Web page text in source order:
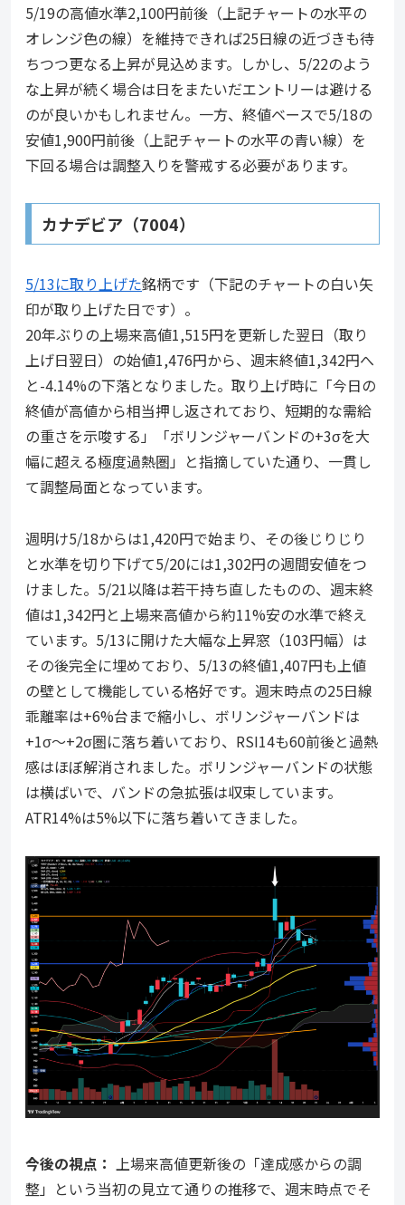
5/19の高値水準2,100円前後（上記チャートの水平の
オレンジ色の線）を維持できれば25日線の近づきも待
ちつつ更なる上昇が見込めます。しかし、5/22のよう
な上昇が続く場合は日をまたいだエントリーは避ける
のが良いかもしれません。一方、終値ベースで5/18の
安値1,900円前後（上記チャートの水平の青い線）を
下回る場合は調整入りを警戒する必要があります。
カナデビア（7004）
5/13に取り上げた銘柄です（下記のチャートの白い矢
印が取り上げた日です）。
20年ぶりの上場来高値1,515円を更新した翌日（取り
上げ日翌日）の始値1,476円から、週末終値1,342円へ
と-4.14%の下落となりました。取り上げ時に「今日の
終値が高値から相当押し返されており、短期的な需給
の重さを示唆する」「ボリンジャーバンドの+3σを大
幅に超える極度過熱圏」と指摘していた通り、一貫し
て調整局面となっています。
週明け5/18からは1,420円で始まり、その後じりじり
と水準を切り下げて5/20には1,302円の週間安値をつ
けました。5/21以降は若干持ち直したものの、週末終
値は1,342円と上場来高値から約11%安の水準で終え
ています。5/13に開けた大幅な上昇窓（103円幅）は
その後完全に埋めており、5/13の終値1,407円も上値
の壁として機能している格好です。週末時点の25日線
乖離率は+6%台まで縮小し、ボリンジャーバンドは
+1σ〜+2σ圏に落ち着いており、RSI14も60前後と過熱
感はほぼ解消されました。ボリンジャーバンドの状態
は横ばいで、バンドの急拡張は収束しています。
ATR14%は5%以下に落ち着いてきました。
今後の視点： 上場来高値更新後の「達成感からの調
整」という当初の見立て通りの推移で、週末時点でそ